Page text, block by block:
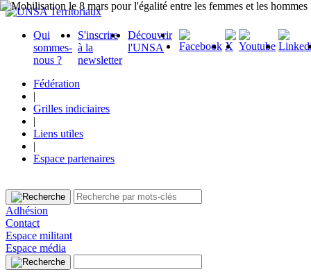
Qui
sommes-
nous ?
S'inscrire
à la
newsletter
Découvrir
l'UNSA
Fédération
|
Grilles indiciaires
|
Liens utiles
|
Espace partenaires
Adhésion
Contact
Espace militant
Espace média